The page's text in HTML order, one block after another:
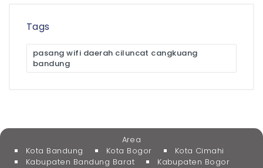
Tags
pasang wifi daerah ciluncat cangkuang
bandung
Area
Kota Bandung
Kota Bogor
Kota Cimahi
Kabupaten Bandung Barat
Kabupaten Bogor